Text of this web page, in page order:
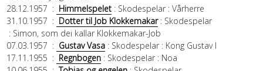
28.12.1957 : Himmelspelet: Skodespelar: Vårherre
31.10.1957 : Dotter til Job Klokkemakar: Skodespelar
: Simon, som dei kallar Klokkemakar-Job
07.03.1957 : Gustav Vasa: Skodespelar: Kong Gustav I
17.11.1955 : Regnbogen: Skodespelar: Noa